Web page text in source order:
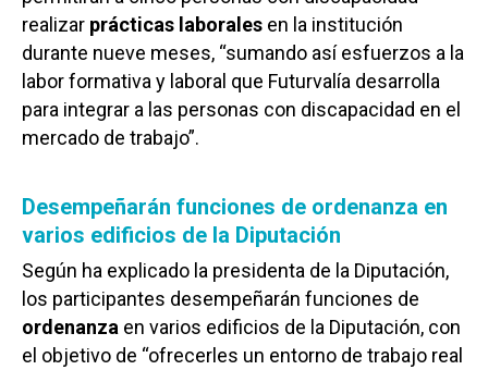
realizar prácticas laborales en la institución
durante nueve meses, “sumando así esfuerzos a la
labor formativa y laboral que Futurvalía desarrolla
para integrar a las personas con discapacidad en el
mercado de trabajo”.
Desempeñarán funciones de ordenanza en
varios edificios de la Diputación
Según ha explicado la presidenta de la Diputación,
los participantes desempeñarán funciones de
ordenanza en varios edificios de la Diputación, con
el objetivo de “ofrecerles un entorno de trabajo real